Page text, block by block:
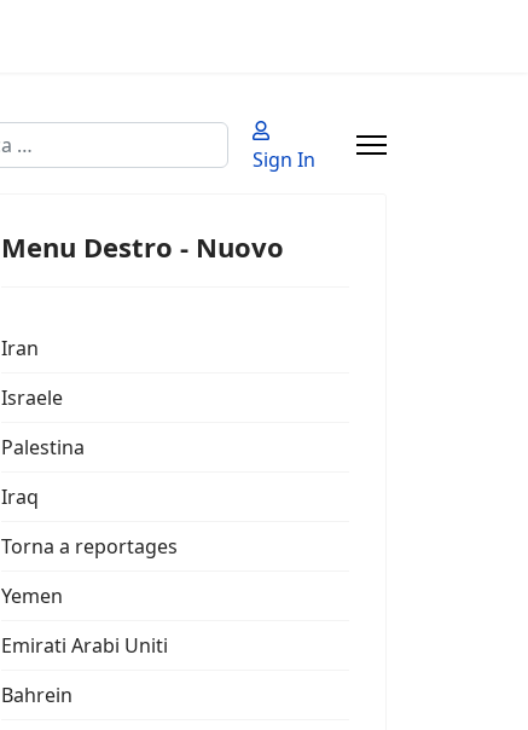
Sign In
Menu Destro - Nuovo
Iran
Israele
Palestina
Iraq
Torna a reportages
Yemen
Emirati Arabi Uniti
Bahrein